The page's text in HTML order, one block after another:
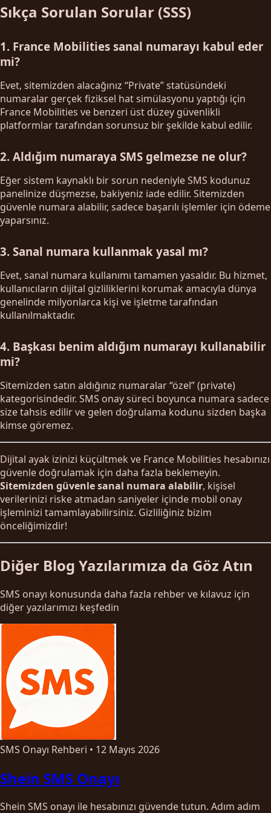
Sıkça Sorulan Sorular (SSS)
1. France Mobilities sanal numarayı kabul eder
mi?
Evet, sitemizden alacağınız “Private” statüsündeki
numaralar gerçek fiziksel hat simülasyonu yaptığı için
France Mobilities ve benzeri üst düzey güvenlikli
platformlar tarafından sorunsuz bir şekilde kabul edilir.
2. Aldığım numaraya SMS gelmezse ne olur?
Eğer sistem kaynaklı bir sorun nedeniyle SMS kodunuz
panelinize düşmezse, bakiyeniz iade edilir. Sitemizden
güvenle numara alabilir, sadece başarılı işlemler için ödeme
yaparsınız.
3. Sanal numara kullanmak yasal mı?
Evet, sanal numara kullanımı tamamen yasaldır. Bu hizmet,
kullanıcıların dijital gizliliklerini korumak amacıyla dünya
genelinde milyonlarca kişi ve işletme tarafından
kullanılmaktadır.
4. Başkası benim aldığım numarayı kullanabilir
mi?
Sitemizden satın aldığınız numaralar “özel” (private)
kategorisindedir. SMS onay süreci boyunca numara sadece
size tahsis edilir ve gelen doğrulama kodunu sizden başka
kimse göremez.
Dijital ayak izinizi küçültmek ve France Mobilities hesabınızı
güvenle doğrulamak için daha fazla beklemeyin.
Sitemizden güvenle sanal numara alabilir, kişisel
verilerinizi riske atmadan saniyeler içinde mobil onay
işleminizi tamamlayabilirsiniz. Gizliliğiniz bizim
önceliğimizdir!
Diğer Blog Yazılarımıza da Göz Atın
SMS onayı konusunda daha fazla rehber ve kılavuz için
diğer yazılarımızı keşfedin
SMS Onayı Rehberi • 12 Mayıs 2026
Shein SMS Onayı
Shein SMS onayı ile hesabınızı güvende tutun. Adım adım